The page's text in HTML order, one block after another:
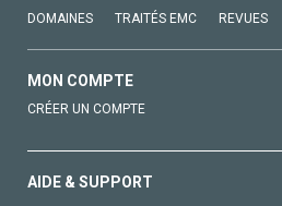
DOMAINES TRAITÉS EMC REVUES
MON COMPTE
CRÉER UN COMPTE
AIDE & SUPPORT